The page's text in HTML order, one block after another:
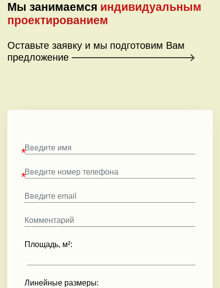
Мы занимаемся индивидуальным
проектированием
Оставьте заявку и мы подготовим Вам
предложение
Площадь, м²:
Линейные размеры: